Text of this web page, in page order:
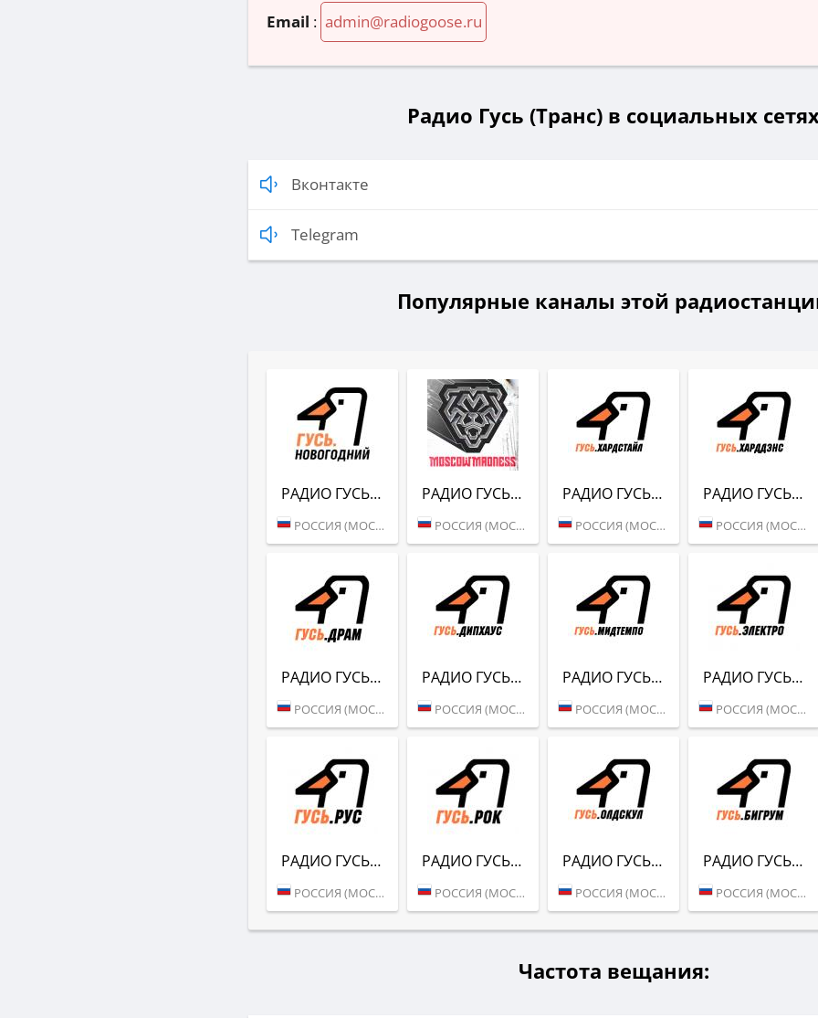
Email : admin@radiogoose.ru
Радио Гусь (Транс) в социальных
Вконтакте
Telegram
Популярные каналы этой
РАДИО ГУСЬ (НОВОГОДНИЙ)
РОССИЯ (МОСКВА)
РАДИО ГУСЬ (MOSCOW MADNESS)
РОССИЯ (МОСКВА)
РАДИО ГУСЬ (ХАРДСТАЙЛ)
РОССИЯ (МОСКВА)
РАДИО ГУСЬ (ХАРДДЕНС)
РОССИЯ (МОСКВА)
РАДИО ГУСЬ (ДРАМ)
РОССИЯ (МОСКВА)
РАДИО ГУСЬ (ДИПХАУС)
РОССИЯ (МОСКВА)
РАДИО ГУСЬ (МИДТЕМПО)
РОССИЯ (МОСКВА)
РАДИО ГУСЬ (ЭЛЕКТРО)
РОССИЯ (МОСКВА)
РАДИО ГУСЬ (РУС)
РОССИЯ (МОСКВА)
РАДИО ГУСЬ (РОК)
РОССИЯ (МОСКВА)
РАДИО ГУСЬ (ОЛДСКУЛ)
РОССИЯ (МОСКВА)
РАДИО ГУСЬ (БИГРУМ)
РОССИЯ (МОСКВА)
Частота вещания: